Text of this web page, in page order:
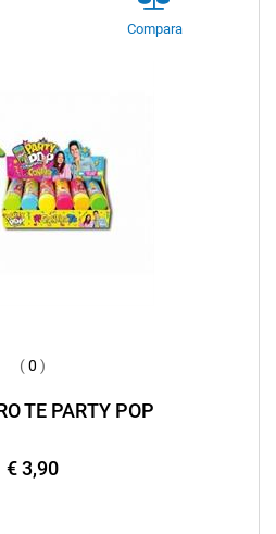
Compara
(0 )
TE PARTY POP
€ 3,90